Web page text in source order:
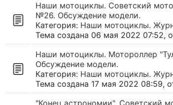
Наши мотоциклы. Советский
№26. Обсуждение модели.
Категория: Наши мотоциклы.
Тема создана 06 мая 2022 07:52,
Наши мотоциклы. Мотороллер
Обсуждение модели.
Категория: Наши мотоциклы.
Тема создана 17 мая 2022 08:59,